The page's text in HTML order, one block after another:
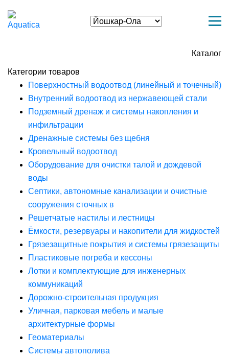
Каталог
Категории товаров
Поверхностный водоотвод (линейный и точечный)
Внутренний водоотвод из нержавеющей стали
Подземный дренаж и системы накопления и
инфильтрации
Дренажные системы без щебня
Кровельный водоотвод
Оборудование для очистки талой и дождевой
воды
Септики, автономные канализации и очистные
сооружения сточных в
Решетчатые настилы и лестницы
Ёмкости, резервуары и накопители для жидкостей
Грязезащитные покрытия и системы грязезащиты
Пластиковые погреба и кессоны
Лотки и комплектующие для инженерных
коммуникаций
Дорожно-строительная продукция
Уличная, парковая мебель и малые
архитектурные формы
Геоматериалы
Системы автополива